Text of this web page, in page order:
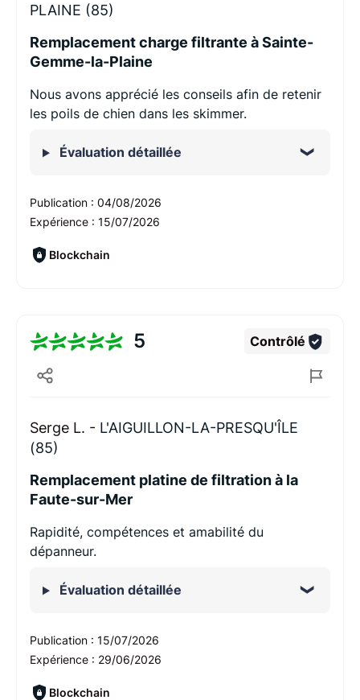
PLAINE (85)
Remplacement charge filtrante à Sainte-
Gemme-la-Plaine
Nous avons apprécié les conseils afin de retenir
les poils de chien dans les skimmer.
Évaluation détaillée
Publication : 04/08/2026
Expérience : 15/07/2026
Blockchain
5 Contrôlé
Serge L. - L'AIGUILLON-LA-PRESQU'ÎLE
(85)
Remplacement platine de filtration à la
Faute-sur-Mer
Rapidité, compétences et amabilité du
dépanneur.
Évaluation détaillée
Publication : 15/07/2026
Expérience : 29/06/2026
Blockchain